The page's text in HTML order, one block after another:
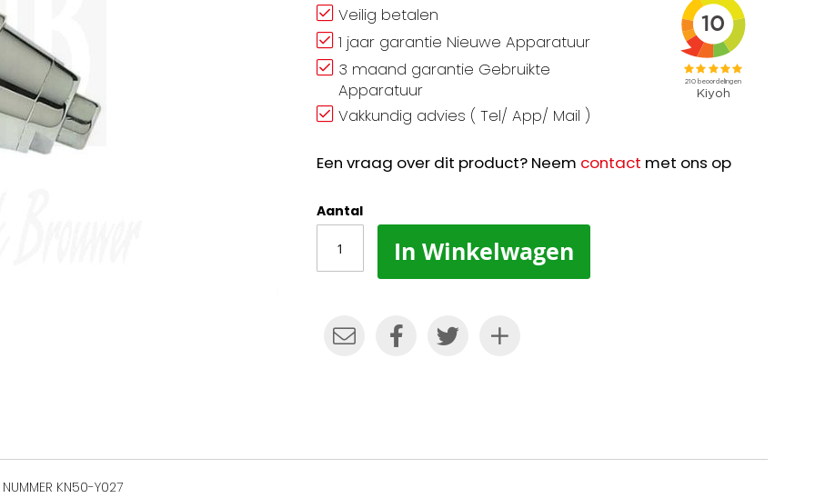
Veilig betalen
1 jaar garantie Nieuwe Apparatuur
3 maand garantie Gebruikte
Apparatuur
Vakkundig advies ( Tel/ App/ Mail )
Een vraag over dit product? Neem contact met ons op
Aantal
In Winkelwagen
NUMMER KN50-Y027